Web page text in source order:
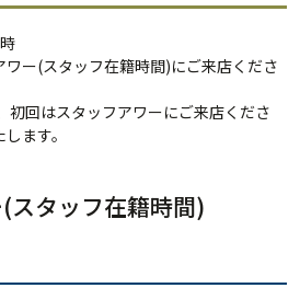
ー(スタッフ在籍時間)にご来店くださ
初回はスタッフアワーにご来店くださ
ます。
スタッフ在籍時間)